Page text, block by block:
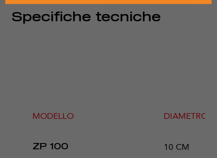
Specifiche tecniche
MODELLO DIAMETRO
ZP 100 10 CM